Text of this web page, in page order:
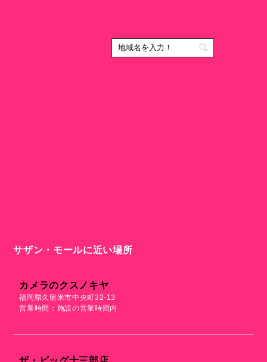
サザン・モールに近い場所
カメラのクスノキヤ
福岡県久留米市中央町32-13
営業時間：施設の営業時間内